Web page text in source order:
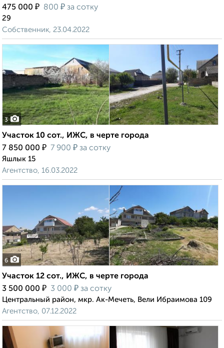
475 000 ₽ 800 ₽ за сотку
29
Собственник, 23.04.2022
3
Участок 10 сот., ИЖС, в черте города
7 850 000 ₽ 7 900 ₽ за сотку
Яшлык 15
Агентство, 16.03.2022
6
Участок 12 сот., ИЖС, в черте города
3 500 000 ₽ 3 000 ₽ за сотку
Центральный район, мкр. Ак-Мечеть, Вели Ибраимова 109
Агентство, 07.12.2022